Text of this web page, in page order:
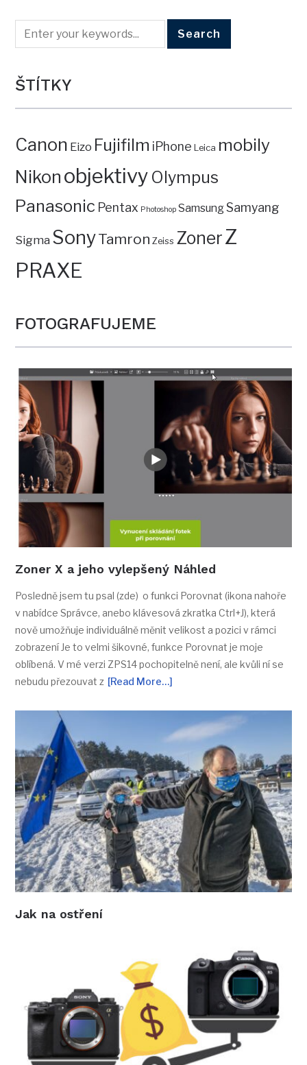
ŠTÍTKY
Canon Eizo Fujifilm iPhone Leica mobily
Nikon objektivy Olympus
Panasonic Pentax Photoshop SamsungSamyang
Sigma SonyTamron Zeiss ZonerZ
PRAXE
FOTOGRAFUJEME
Zoner X a jeho vylepšený Náhled
Posledně jsem tu psal (zde) o funkci Porovnat (ikona nahoře
v nabídce Správce, anebo klávesová zkratka Ctrl+J), která
nově umožňuje individuálně měnit velikost a pozici v rámci
zobrazení Je to velmi šikovné, funkce Porovnat je moje
oblíbená. V mé verzi ZPS14 pochopitelně není, ale kvůli ní se
nebudu přezouvat z [Read More…]
Jak na ostření